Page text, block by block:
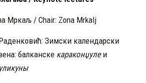
Мркаљ / Chair: Zona Mrkalj
Зимски календарски
балканске караконџулеи